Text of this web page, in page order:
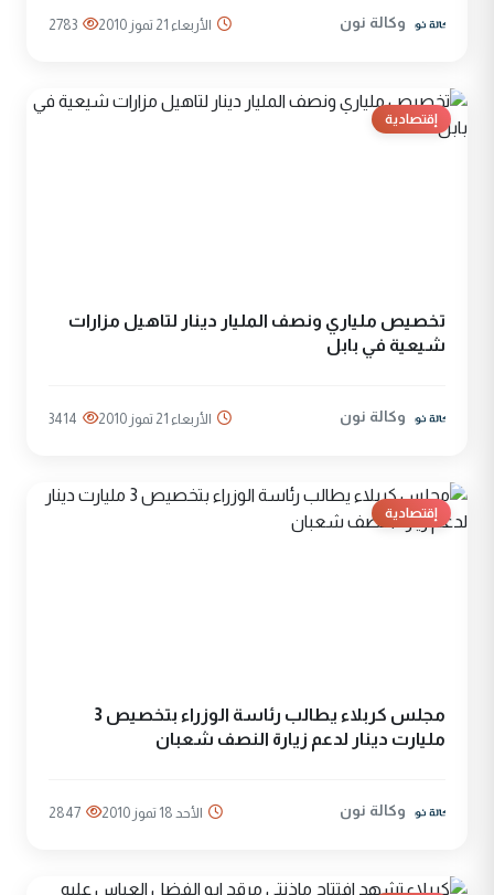
وكالة نون الأربعاء 21 تموز 2010 2783
إقتصادية
تخصيص ملياري ونصف المليار دينار لتاهيل مزارات
شيعية في بابل
وكالة نون الأربعاء 21 تموز 2010 3414
إقتصادية
مجلس كربلاء يطالب رئاسة الوزراء بتخصيص 3
مليارت دينار لدعم زيارة النصف شعبان
وكالة نون الأحد 18 تموز 2010 2847